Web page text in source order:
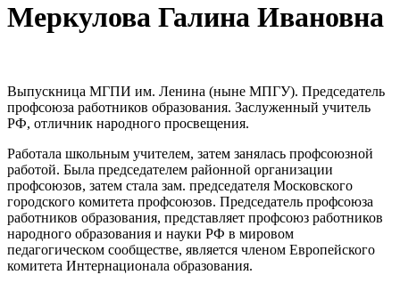
Меркулова Галина Ивановна
Выпускница МГПИ им. Ленина (ныне МПГУ). Председатель
профсоюза работников образования. Заслуженный учитель
РФ, отличник народного просвещения.
Работала школьным учителем, затем занялась профсоюзной
работой. Была председателем районной организации
профсоюзов, затем стала зам. председателя Московского
городского комитета профсоюзов. Председатель профсоюза
работников образования, представляет профсоюз работников
народного образования и науки РФ в мировом
педагогическом сообществе, является членом Европейского
комитета Интернационала образования.